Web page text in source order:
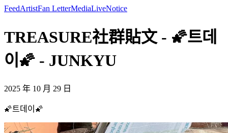
FeedArtistFan LetterMediaLiveNotice
TREASURE社群貼文 - 🌠트데
이🌠 - JUNKYU
2025 年 10 月 29 日
🌠트데이🌠